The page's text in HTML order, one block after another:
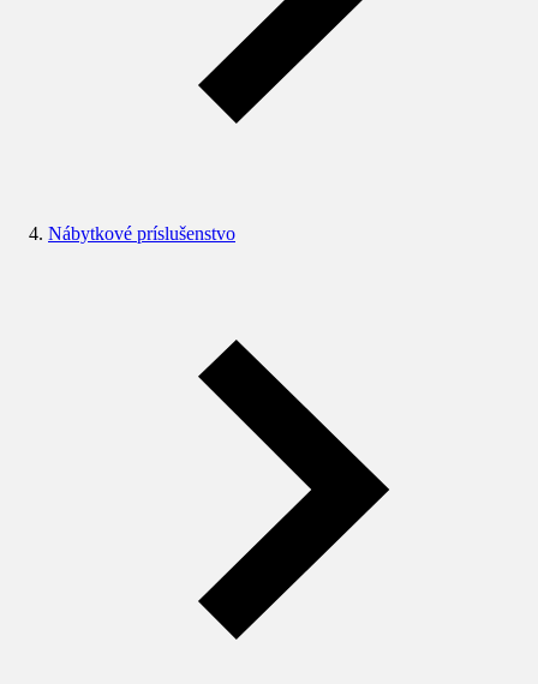
Nábytkové príslušenstvo